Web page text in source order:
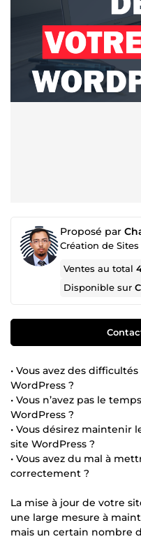
Proposé par
Ventes au total
Disponible sur
• Vous avez des
WordPress ?
• Vous n’avez pas le
WordPress ?
• Vous désirez
site WordPress ?
• Vous avez du mal à
correctement ?
La mise à jour de votre
une large mesure à
mais un certain nombre